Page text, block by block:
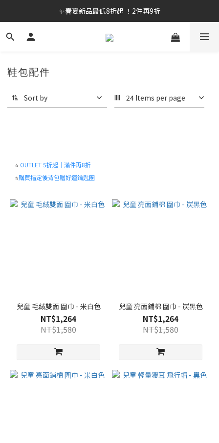
✨春夏新品最低8折起 ！2件再9折
✨春夏新品最低8折起 ！2件再9折
🔥OULET SALE! 降至5折起 滿件再8折
鞋包配件
Sort by 24 Items per page
⭐OUTLET 5折起｜滿件再8折
⭐購買指定後背包贈好運鑰匙圈
兒童 毛絨雙面 圍巾 - 米白色
NT$1,264
NT$1,580
兒童 亮面鋪棉 圍巾 - 炭黑色
NT$1,264
NT$1,580